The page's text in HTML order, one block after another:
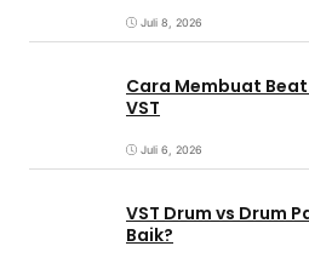
Juli 8, 2026
Cara Membuat
VST
Juli 6, 2026
VST Drum vs Drum
Baik?